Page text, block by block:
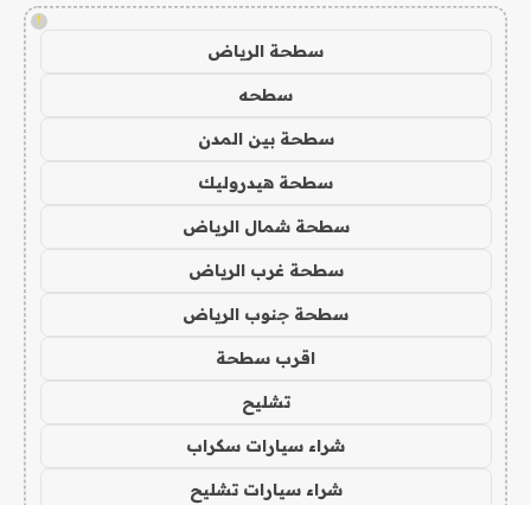
!
سطحة الرياض
سطحه
سطحة بين المدن
سطحة هيدروليك
سطحة شمال الرياض
سطحة غرب الرياض
سطحة جنوب الرياض
اقرب سطحة
تشليح
شراء سيارات سكراب
شراء سيارات تشليح